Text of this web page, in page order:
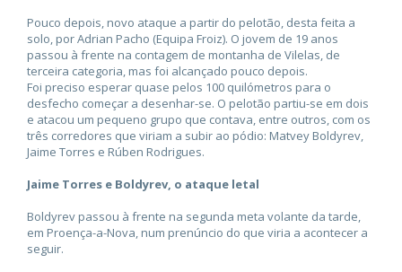
Pouco depois, novo ataque a partir do pelotão, desta feita a
solo, por Adrian Pacho (Equipa Froiz). O jovem de 19 anos
passou à frente na contagem de montanha de Vilelas, de
terceira categoria, mas foi alcançado pouco depois.
Foi preciso esperar quase pelos 100 quilómetros para o
desfecho começar a desenhar-se. O pelotão partiu-se em dois
e atacou um pequeno grupo que contava, entre outros, com os
três corredores que viriam a subir ao pódio: Matvey Boldyrev,
Jaime Torres e Rúben Rodrigues.
Jaime Torres e Boldyrev, o ataque letal
Boldyrev passou à frente na segunda meta volante da tarde,
em Proença-a-Nova, num prenúncio do que viria a acontecer a
seguir.